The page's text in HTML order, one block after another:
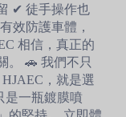
✔ 徒手操作也
效防護車體，
相信，真正的
。 🚗 我們不只
，就是選
是一瓶鍍膜噴